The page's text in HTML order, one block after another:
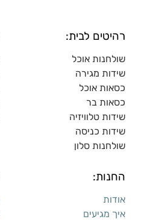
רהיטים לבית:
שולחנות אוכל
שידות מגירה
כסאות אוכל
כסאות בר
שידות טלוויזיה
שידות כניסה
שולחנות סלון
החנות:
אודות
איך מגיעים